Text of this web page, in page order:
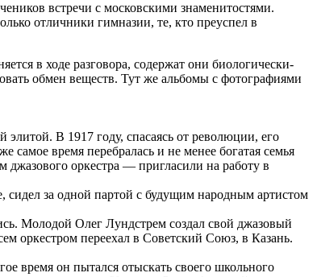
встречи с московскими знаменитостями.
отличники гимназии, те, кто преуспел в
в ходе разговора, содержат они биологически-
обмен веществ. Тут же альбомы с фотографиями
элитой. В 1917 году, спасаясь от революции, его
время перебралась и не менее богатая семья
джазового оркестра — пригласили на работу в
за одной партой с будущим народным артистом
Молодой Олег Лундстрем создал свой джазовый
оркестром переехал в Советский Союз, в Казань.
время он пытался отыскать своего школьного